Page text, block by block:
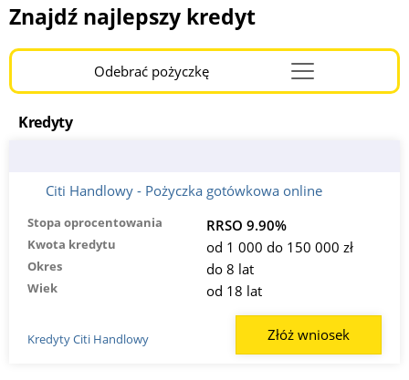
Znajdź najlepszy kredyt
Odebrać pożyczkęMenu
Burger
Kredyty
Citi Handlowy - Pożyczka gotówkowa online
Stopa oprocentowania RRSO 9.90%
Kwota kredytu od 1 000 do 150 000 zł
Okres do 8 lat
Wiek od 18 lat
Kredyty Citi Handlowy Złóż wniosek